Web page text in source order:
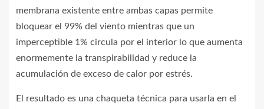
membrana existente entre ambas capas permite
bloquear el 99% del viento mientras que un
imperceptible 1% circula por el interior lo que aumenta
enormemente la transpirabilidad y reduce la
acumulación de exceso de calor por estrés.
El resultado es una chaqueta técnica para usarla en el